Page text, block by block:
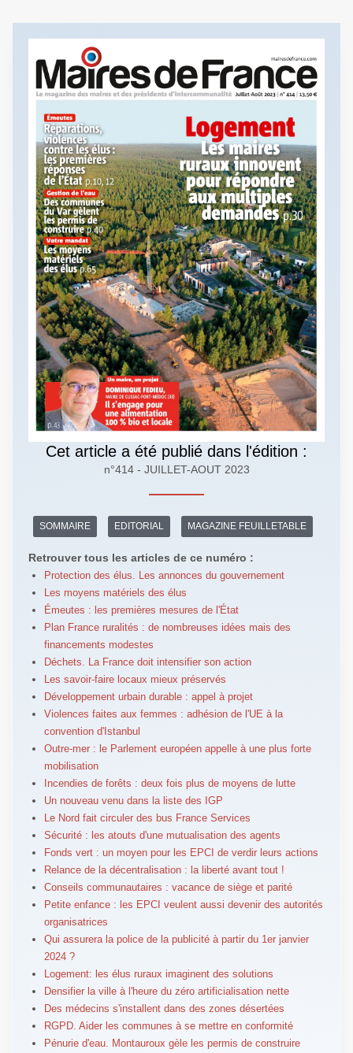
Cet article a été publié dans l'édition :
n°414 - JUILLET-AOUT 2023
SOMMAIRE EDITORIAL MAGAZINE FEUILLETABLE
Retrouver tous les articles de ce numéro :
Protection des élus. Les annonces du gouvernement
Les moyens matériels des élus
Émeutes : les premières mesures de l'État
Plan France ruralités : de nombreuses idées mais des
financements modestes
Déchets. La France doit intensifier son action
Les savoir-faire locaux mieux préservés
Développement urbain durable : appel à projet
Violences faites aux femmes : adhésion de l'UE à la
convention d'Istanbul
Outre-mer : le Parlement européen appelle à une plus forte
mobilisation
Incendies de forêts : deux fois plus de moyens de lutte
Un nouveau venu dans la liste des IGP
Le Nord fait circuler des bus France Services
Sécurité : les atouts d'une mutualisation des agents
Fonds vert : un moyen pour les EPCI de verdir leurs actions
Relance de la décentralisation : la liberté avant tout !
Conseils communautaires : vacance de siège et parité
Petite enfance : les EPCI veulent aussi devenir des autorités
organisatrices
Qui assurera la police de la publicité à partir du 1er janvier
2024 ?
Logement: les élus ruraux imaginent des solutions
Densifier la ville à l'heure du zéro artificialisation nette
Des médecins s'installent dans des zones désertées
RGPD. Aider les communes à se mettre en conformité
Pénurie d'eau. Montauroux gèle les permis de construire